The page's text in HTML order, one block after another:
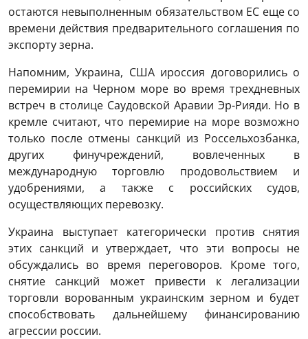
остаются невыполненным обязательством ЕС еще со
времени действия предварительного соглашения по
экспорту зерна.
Напомним, Украина, США ироссия договорились о
перемирии на Черном море во время трехдневных
встреч в столице Саудовской Аравии Эр-Рияди. Но в
кремле считают, что перемирие на море возможно
только после отмены санкций из Россельхозбанка,
других финучреждений, вовлеченных в
международную торговлю продовольствием и
удобрениями, а также с российских судов,
осуществляющих перевозку.
Украина выступает категорически против снятия
этих санкций и утверждает, что эти вопросы не
обсуждались во время переговоров. Кроме того,
снятие санкций может привести к легализации
торговли ворованным украинским зерном и будет
способствовать дальнейшему финансированию
агрессии россии.